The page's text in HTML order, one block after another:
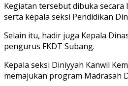
Kegiatan tersebut dibuka secara
serta kepala seksi Pendidikan
Selain itu, hadir juga Kepala
pengurus FKDT Subang.
Kepala seksi Diniyyah Kanwil
memajukan program Madrasah